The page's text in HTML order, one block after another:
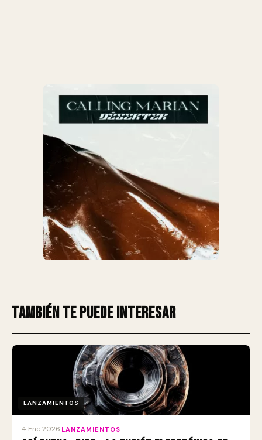
También te puede interesar
LANZAMIENTOS
4 Ene 2026 LANZAMIENTOS